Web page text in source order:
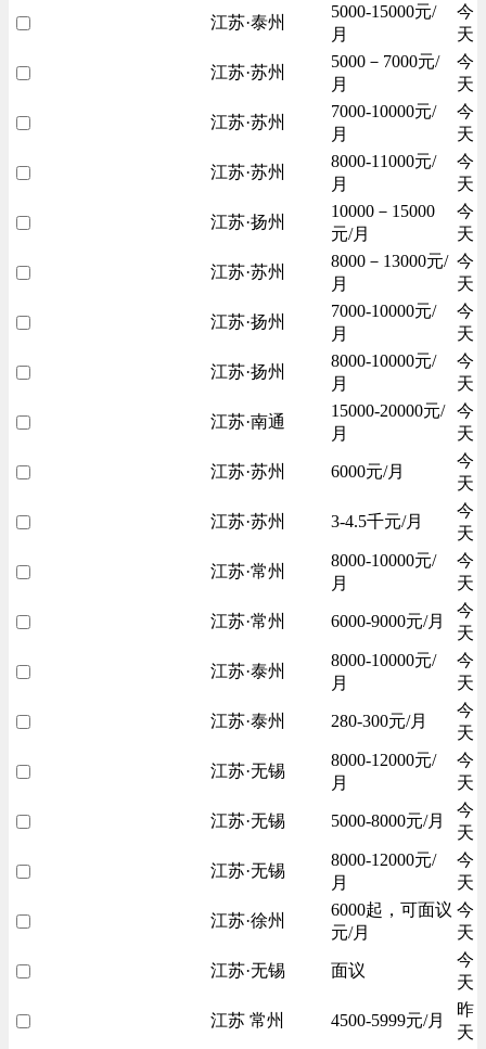
江苏·泰州
5000-15000元/
月
今
天
江苏·苏州
5000－7000元/
月
今
天
江苏·苏州
7000-10000元/
月
今
天
江苏·苏州
8000-11000元/
月
今
天
江苏·扬州
10000－15000
元/月
今
天
江苏·苏州
8000－13000元/
月
今
天
江苏·扬州
7000-10000元/
月
今
天
江苏·扬州
8000-10000元/
月
今
天
江苏·南通
15000-20000元/
月
今
天
江苏·苏州 6000元/月
今
天
江苏·苏州 3-4.5千元/月
今
天
江苏·常州
8000-10000元/
月
今
天
江苏·常州 6000-9000元/月
今
天
江苏·泰州
8000-10000元/
月
今
天
江苏·泰州 280-300元/月
今
天
江苏·无锡
8000-12000元/
月
今
天
江苏·无锡 5000-8000元/月
今
天
江苏·无锡
8000-12000元/
月
今
天
江苏·徐州
6000起，可面议
元/月
今
天
江苏·无锡 面议
今
天
江苏 常州 4500-5999元/月
昨
天